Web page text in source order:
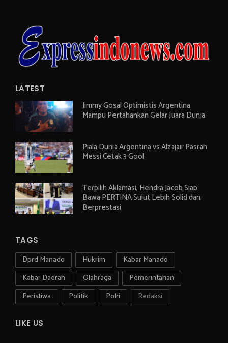
LATEST
Jimmy Gosal Optimistis Argentina
Mampu Pertahankan Gelar Juara Dunia
Piala Dunia Argentina vs Alzajair Pasrah
Messi Cetak 3 Gool
Terpilih Aklamasi, Hendra Jacob Siap
Bawa PERTINA Sulut Lebih Solid dan
Berprestasi
TAGS
Dprd Manado Hukrim
Kabar Manado
Kabar Daerah
Olahraga
Pemerintahan
Peristiwa
Politik Polri Redaksi
LIKE US